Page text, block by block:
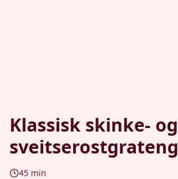
Klassisk skinke- og
sveitserostgrateng
45 min